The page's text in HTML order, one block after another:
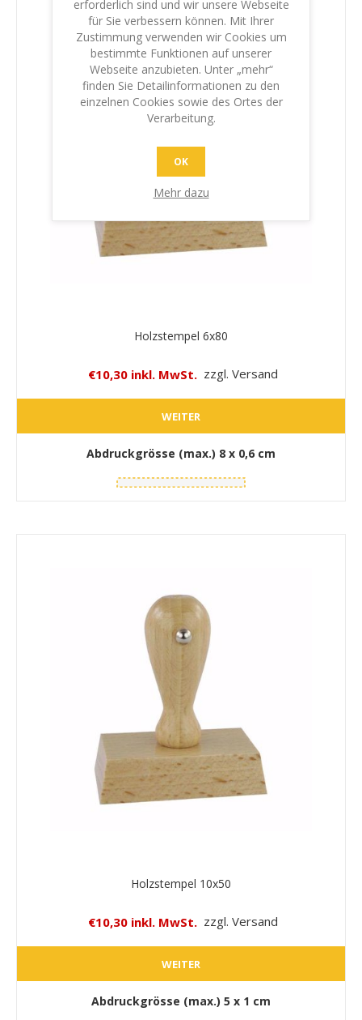
Holzstempel 6x80
€10,30 inkl. MwSt. zzgl. Versand
WEITER
Abdruckgrösse (max.) 8 x 0,6 cm
Holzstempel 10x50
€10,30 inkl. MwSt. zzgl. Versand
WEITER
Abdruckgrösse (max.) 5 x 1 cm
erforderlich sind und wir unsere Webseite
für Sie verbessern können. Mit Ihrer
Zustimmung verwenden wir Cookies um
bestimmte Funktionen auf unserer
Webseite anzubieten. Unter „mehr“
finden Sie Detailinformationen zu den
einzelnen Cookies sowie des Ortes der
Verarbeitung.
OK
Mehr dazu